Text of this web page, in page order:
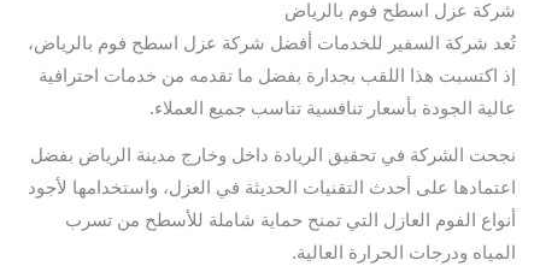
شركة عزل اسطح فوم بالرياض
تُعد شركة السفير للخدمات أفضل شركة عزل اسطح فوم بالرياض،
إذ اكتسبت هذا اللقب بجدارة بفضل ما تقدمه من خدمات احترافية
عالية الجودة بأسعار تنافسية تناسب جميع العملاء.
نجحت الشركة في تحقيق الريادة داخل وخارج مدينة الرياض بفضل
اعتمادها على أحدث التقنيات الحديثة في العزل، واستخدامها لأجود
أنواع الفوم العازل التي تمنح حماية شاملة للأسطح من تسرب
المياه ودرجات الحرارة العالية.